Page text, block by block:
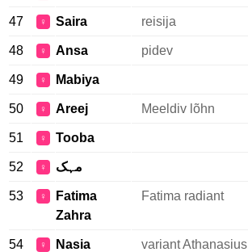
47 ♀ Saira reisija
48 ♀ Ansa pidev
49 ♀ Mabiya
50 ♀ Areej Meeldiv lõhn
51 ♀ Tooba
52 ♀ مہک
53 ♀
Fatima
Zahra
Fatima radiant
54 ♀ Nasia variant Athanasius